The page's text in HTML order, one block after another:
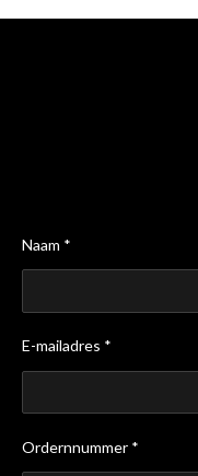
Naam *
E-mailadres *
Ordernnummer *